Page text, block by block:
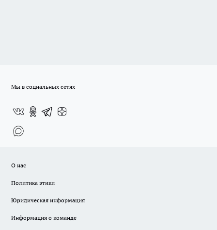
Мы в социальных сетях
О нас
Политика этики
Юридическая информация
Информация о команде